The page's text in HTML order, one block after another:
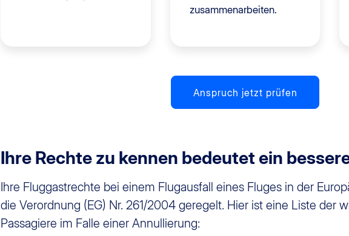
zusammenarbeiten.
Anspruch jetzt prüfen
Ihre Rechte zu kennen bedeutet ein
Ihre Fluggastrechte bei einem Flugausfall eines Fluges in der
die Verordnung (EG) Nr. 261/2004 geregelt. Hier ist eine Liste der
Passagiere im Falle einer Annullierung: